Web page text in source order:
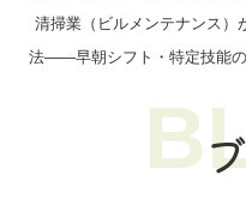
清掃業（ビルメンテナンス）
法——早朝シフト・特定技能